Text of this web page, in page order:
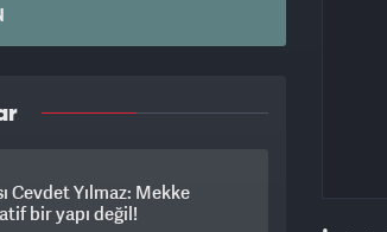
Cevdet Yılmaz: Mekke
bir yapı değil!